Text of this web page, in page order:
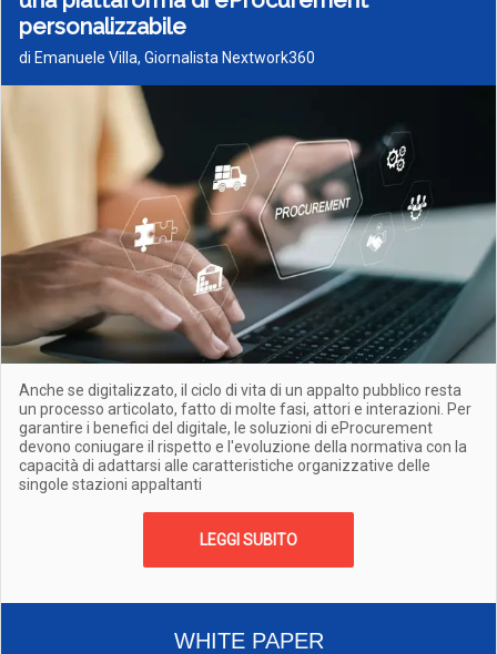
personalizzabile
di Emanuele Villa, Giornalista Nextwork360
Anche se digitalizzato, il ciclo di vita di un appalto pubblico resta
un processo articolato, fatto di molte fasi, attori e interazioni. Per
garantire i benefici del digitale, le soluzioni di eProcurement
devono coniugare il rispetto e l'evoluzione della normativa con la
capacità di adattarsi alle caratteristiche organizzative delle
singole stazioni appaltanti
LEGGI SUBITO
WHITE PAPER